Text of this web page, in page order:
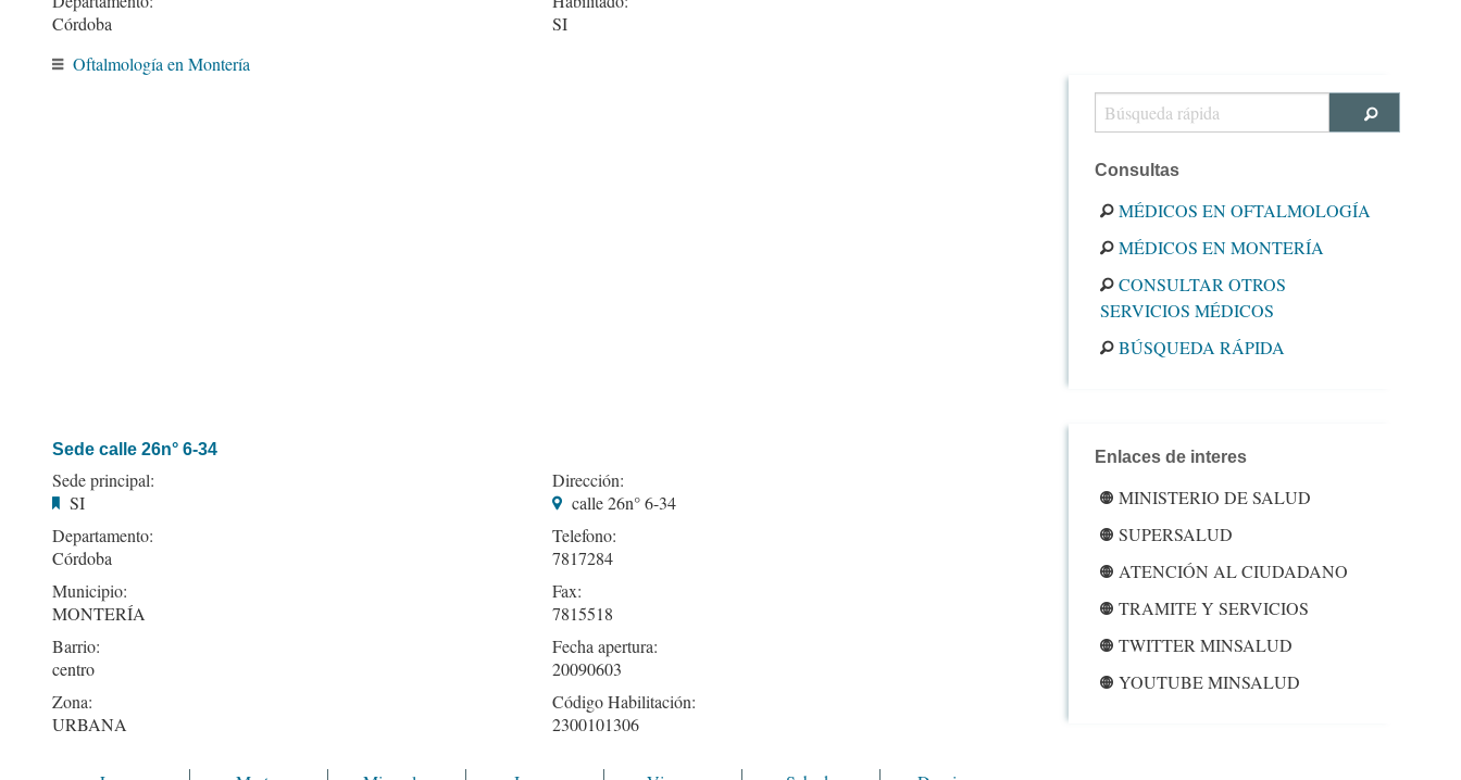
Córdoba
SI
Oftalmología en Montería
Sede calle 26n° 6-34
Sede principal:
SI
Departamento:
Córdoba
Municipio:
MONTERÍA
Barrio:
centro
Zona:
URBANA
Dirección:
calle 26n° 6-34
Telefono:
7817284
Fax:
7815518
Fecha apertura:
20090603
Código Habilitación:
2300101306
Consultas
MÉDICOS EN OFTALMOLOGÍA
MÉDICOS EN MONTERÍA
CONSULTAR OTROS
SERVICIOS MÉDICOS
BÚSQUEDA RÁPIDA
Enlaces de interes
MINISTERIO DE SALUD
SUPERSALUD
ATENCIÓN AL CIUDADANO
TRAMITE Y SERVICIOS
TWITTER MINSALUD
YOUTUBE MINSALUD